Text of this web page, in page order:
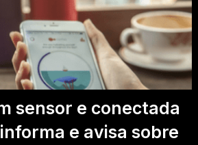
sensor e conectada
e avisa sobre